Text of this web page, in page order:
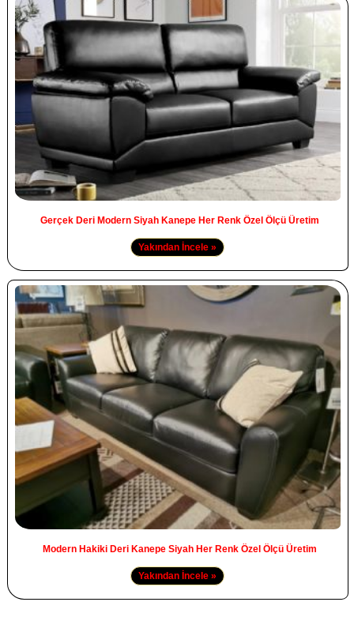
Gerçek Deri Modern Siyah Kanepe Her Renk Özel Ölçü Üretim
Yakından İncele »
Modern Hakiki Deri Kanepe Siyah Her Renk Özel Ölçü Üretim
Yakından İncele »